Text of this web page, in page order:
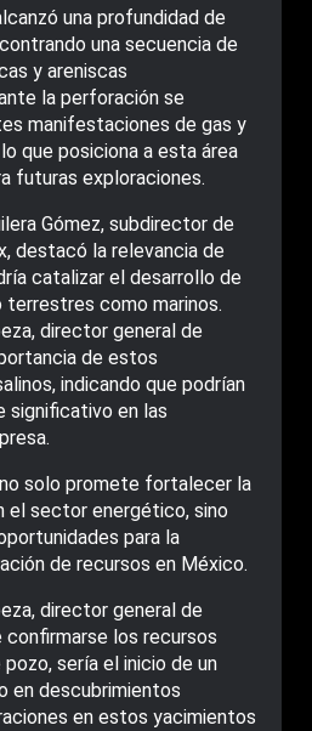
una profundidad de
una secuencia de
y areniscas
la perforación se
manifestaciones de gas y
que posiciona a esta área
futuras exploraciones.
Gómez, subdirector de
destacó la relevancia de
catalizar el desarrollo de
como marinos.
director general de
de estos
indicando que podrían
significativo en las
solo promete fortalecer la
el sector energético, sino
para la
de recursos en México.
director general de
confirmarse los recursos
sería el inicio de un
en descubrimientos
en estos yacimientos